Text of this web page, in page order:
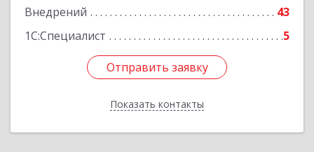
Внедрений
43
1С:Специалист
5
Отправить заявку
Показать контакты
Отправить заявку
Назад